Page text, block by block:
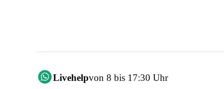
Livehelpvon 8 bis 17:30 Uhr